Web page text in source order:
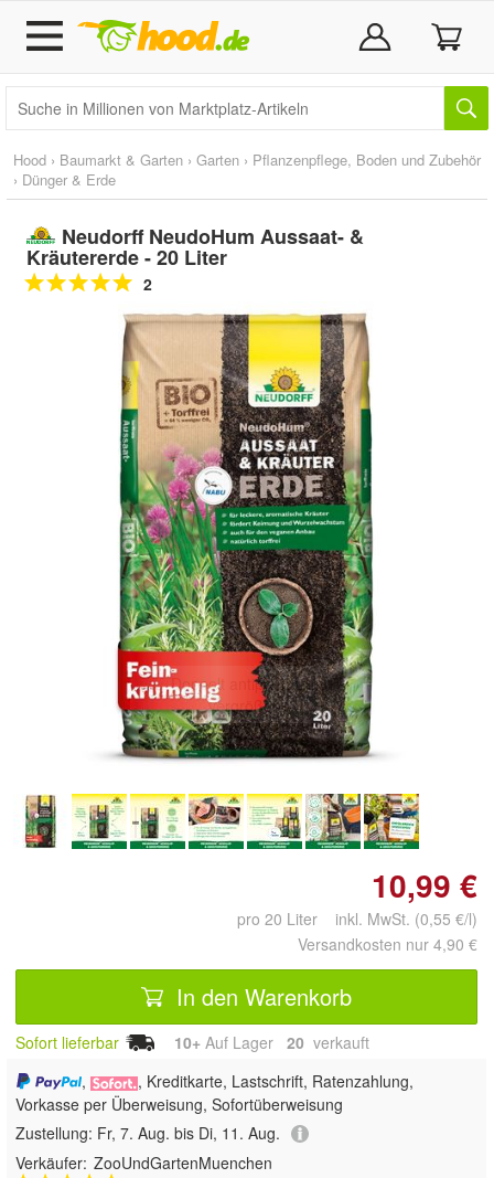
Hood › Baumarkt & Garten › Garten › Pflanzenpflege, Boden und Zubehör
› Dünger & Erde
Neudorff NeudoHum Aussaat- &
Kräutererde - 20 Liter
2
Doppelt antippen zum
vergrößern
10,99 €
pro 20 Liter inkl. MwSt. (0,55 €/l)
Versandkosten nur 4,90 €
In den Warenkorb
Sofort lieferbar 10+ Auf Lager 20 verkauft
,
, Kreditkarte, Lastschrift, Ratenzahlung,
Vorkasse per Überweisung, Sofortüberweisung
Zustellung: Fr, 7. Aug. bis Di, 11. Aug.
Verkäufer: ZooUndGartenMuenchen